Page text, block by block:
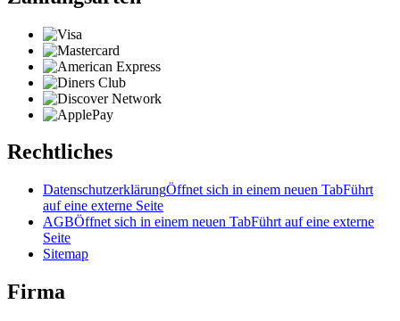
Rechtliches
DatenschutzerklärungÖffnet sich in einem neuen TabFührt
auf eine externe Seite
AGBÖffnet sich in einem neuen TabFührt auf eine externe
Seite
Sitemap
Firma